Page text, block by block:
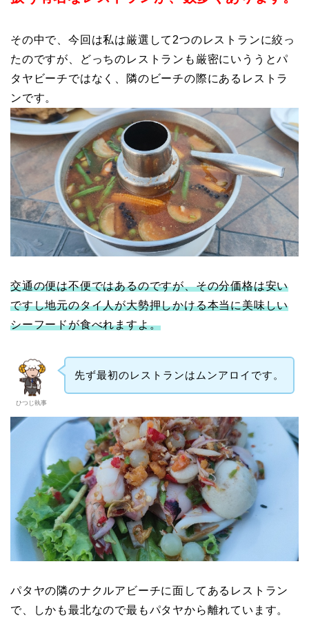
その中で、今回は私は厳選して2つのレストランに絞っ
たのですが、どっちのレストランも厳密にいううとパ
タヤビーチではなく、隣のビーチの際にあるレストラ
ンです。
交通の便は不便ではあるのですが、その分価格は安い
ですし地元のタイ人が大勢押しかける本当に美味しい
シーフードが食べれますよ。
ひつじ執事
先ず最初のレストランはムンアロイです。
パタヤの隣のナクルアビーチに面してあるレストラン
で、しかも最北なので最もパタヤから離れています。